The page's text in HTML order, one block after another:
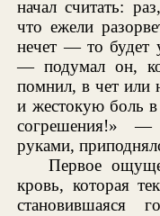
начал считать:
что ежели
нечет — то будет
— подумал он,
помнил, в чет или
и жестокую боль
согрешения!» —
руками,
Первое
кровь, которая
становившаяся